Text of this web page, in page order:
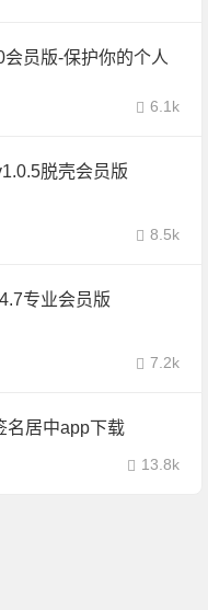
员版-保护你的个人
6.1k
脱壳会员版
8.5k
专业会员版
7.2k
名居中app下载
13.8k